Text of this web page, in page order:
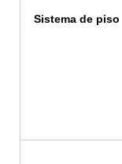
Sistema de piso